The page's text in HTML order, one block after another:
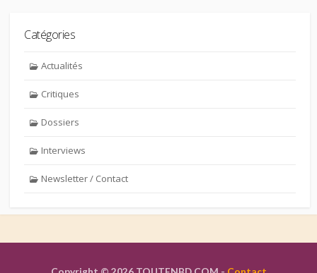
Catégories
Actualités
Critiques
Dossiers
Interviews
Newsletter / Contact